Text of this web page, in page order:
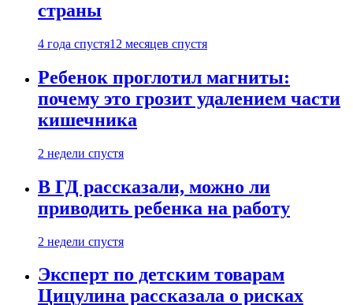
страны
4 года спустя12 месяцев спустя
Ребенок проглотил магниты:
почему это грозит удалением части
кишечника
2 недели спустя
В ГД рассказали, можно ли
приводить ребенка на работу
2 недели спустя
Эксперт по детским товарам
Цицулина рассказала о рисках